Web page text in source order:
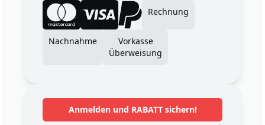
Rechnung
Nachnahme
Vorkasse
Überweisung
Anmelden und RABATT sichern!